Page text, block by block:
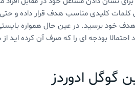
کلیدی مناسب هدف قرار داده و حتی
هدف خود برسید. در عین حال همواره
بودجه ای را که صرف آن کرده اید
گوگل ادوردز